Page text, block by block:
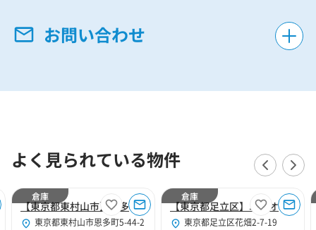
お問い合わせ
よく見られている物件
【東京都東村山市】恩多１３号倉庫
東京都東村山市恩多町5-44-2
倉庫
【東京都足立区】ユニオンステーション花畑（足立青木ウェルズ２１）F区画
東京都足立区花畑2-7-19
倉庫